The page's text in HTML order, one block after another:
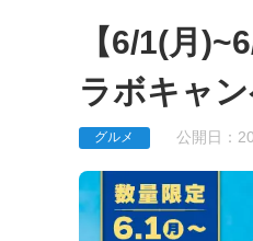
【6/1(月
ラボキャ
グルメ 公開日：